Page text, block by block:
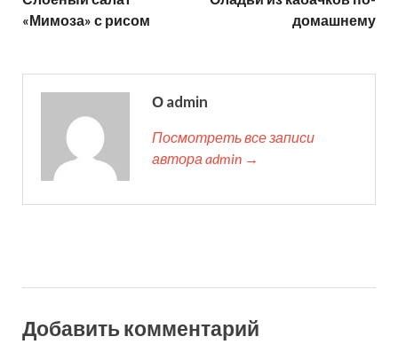
«Мимоза» с рисом
домашнему
О admin
Посмотреть все записи
автора admin →
Добавить комментарий